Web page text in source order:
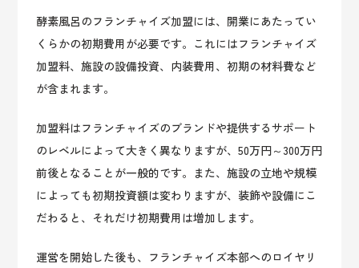
酵素風呂のフランチャイズ加盟には、開業にあたってい
くらかの初期費用が必要です。これにはフランチャイズ
加盟料、施設の設備投資、内装費用、初期の材料費など
が含まれます。
加盟料はフランチャイズのブランドや提供するサポート
のレベルによって大きく異なりますが、50万円～300万円
前後となることが一般的です。また、施設の立地や規模
によっても初期投資額は変わりますが、装飾や設備にこ
だわると、それだけ初期費用は増加します。
運営を開始した後も、フランチャイズ本部へのロイヤリ